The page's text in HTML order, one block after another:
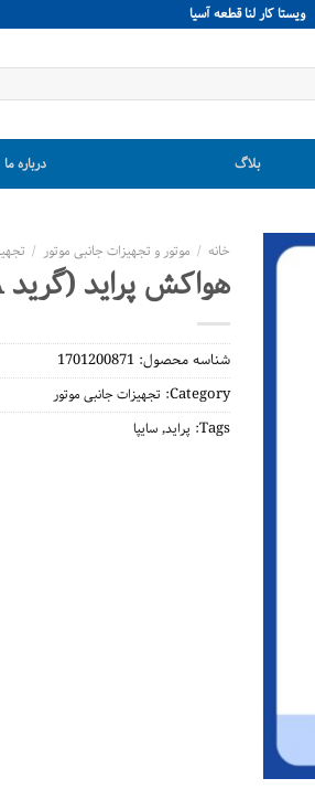
ويستا كار لنا قطعه آسيا
بلاگ درباره ما
خانه / موتور و تجهیزات جانبی موتور /
هواکش پراید (گرید A)
شناسه محصول: 1701200871
Category: تجهیزات جانبی موتور
Tags: پراید,سایپا